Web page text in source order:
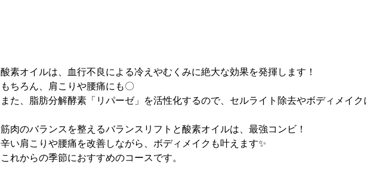
酸素オイルは、血行不良による冷えやむくみに絶大な効果を発揮します！
もちろん、肩こりや腰痛にも〇
また、脂肪分解酵素「リパーゼ」を活性化するので、セルライト除去やボディメイク
筋肉のバランスを整えるバランスリフトと酸素オイルは、最強コンビ！
辛い肩こりや腰痛を改善しながら、ボディメイクも叶えます✨
これからの季節におすすめのコースです。